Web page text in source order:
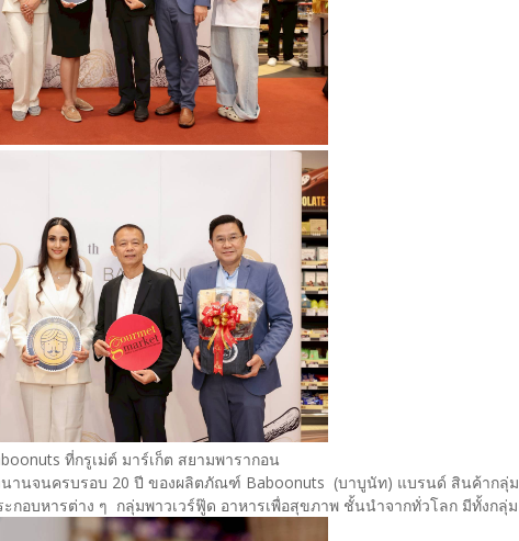
ที่กรูเม่ต์ มาร์เก็ต สยามพารากอน
จนครบรอบ 20 ปี ของผลิตภัณฑ์ Baboonuts (บาบูนัท) แบรนด์ สินค้ากลุ่ม
กอบหารต่าง ๆ กลุ่มพาวเวร์ฟู๊ด อาหารเพื่อสุขภาพ ชั้นนำจากทั่วโลก มีทั้งกลุ่ม